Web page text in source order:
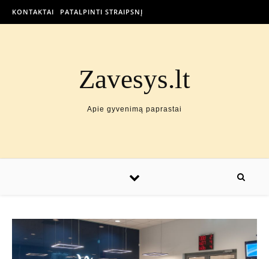
KONTAKTAI PATALPINTI STRAIPSNĮ
Zavesys.lt
Apie gyvenimą paprastai